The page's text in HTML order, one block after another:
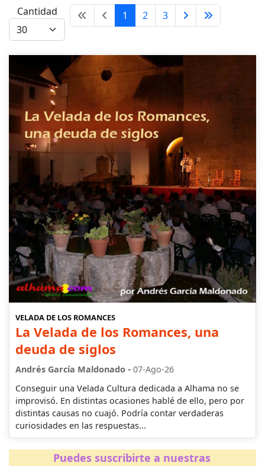
Cantidad 1 2 3
VELADA DE LOS ROMANCES
La Velada de los Romances, una
deuda de siglos
Andrés García Maldonado - 07-Ago-26
Conseguir una Velada Cultura dedicada a Alhama no se
improvisó. En distintas ocasiones hablé de ello, pero por
distintas causas no cuajó. Podría contar verdaderas
curiosidades en las respuestas...
Puedes suscribirte a nuestras